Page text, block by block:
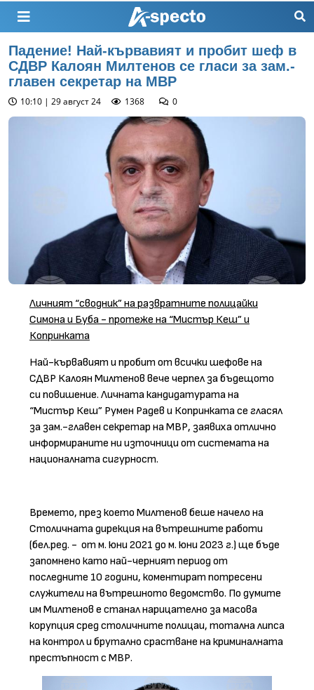
Падение! Най-кървавият и пробит шеф в
СДВР Калоян Милтенов се гласи за зам.-
главен секретар на МВР
10:10 | 29 август 24 1368 0
Личният “сводник” на развратните полицайки
Симона и Буба - протеже на “Мистър Кеш” и
Копринката
Най-кървавият и пробит от всички шефове на
СДВР Калоян Милтенов вече черпел за бъдещото
си повишение. Личната кандидатурата на
“Мистър Кеш” Румен Радев и Копринката се гласял
за зам.-главен секретар на МВР, заявиха отлично
информираните ни източници от системата на
националната сигурност.
Времето, през което Милтенов беше начело на
Столичната дирекция на вътрешните работи
(бел.ред. - от м. юни 2021 до м. юни 2023 г.) ще бъде
запомнено като най-черният период от
последните 10 години, коментират потресени
служители на вътрешното ведомство. По думите
им Милтенов е станал нарицателно за масова
корупция сред столичните полицаи, тотална липса
на контрол и брутално срастване на криминалната
престъпност с МВР.